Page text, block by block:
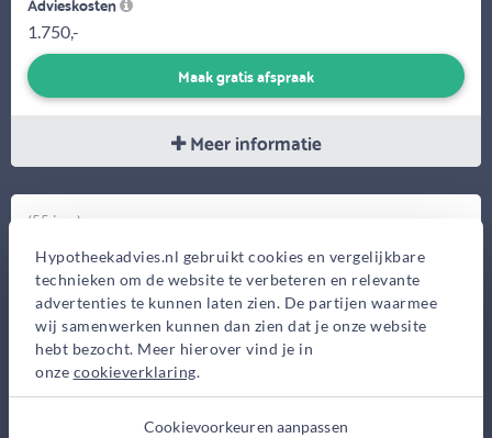
Hypotheekadvies.nl gebruikt cookies en vergelijkbare
technieken om de website te verbeteren en relevante
advertenties te kunnen laten zien. De partijen waarmee
wij samenwerken kunnen dan zien dat je onze website
hebt bezocht. Meer hierover vind je in
onze cookieverklaring.
Cookievoorkeuren aanpassen
1.750,-
Maak gratis afspraak
Meer informatie
Kantoren
Laan Nieuwer-Amstel 3,
Amstelveen
(55 jaar)
Marcel Schoon
Van Bruggen